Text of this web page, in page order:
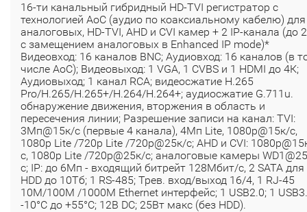
16-ти канальный гибридный HD-TVI регистратор c
технологией AoC (аудио по коаксиальному кабелю) для
аналоговых, HD-TVI, AHD и CVI камер + 2 IP-канала (до
с замещением аналоговых в Enhanced IP mode)*
Видеовход: 16 каналов BNC; Аудиовход: 16 каналов (в
числе AoC); Видеовыход: 1 VGA, 1 CVBS и 1 HDMI до 4К;
Аудиовыход; 1 канал RCA; видеосжатие H.265
Pro/H.265/H.265+/H.264/H.264+; аудиосжатие G.711u.
обнаружение движения, вторжения в область и
пересечения линии; Разрешение записи на канал: TVI:
3Мп@15к/с (первые 4 канала), 4Мп Lite, 1080p@15к/с,
1080p Lite /720p Lite /720p@25к/с; AHD и CVI:
с, 1080p Lite /720p@25к/с; аналоговые камеры
с; IP: до 6Мп - входящий битрейт 128Мбит/с, 2 SATA для
HDD до 10Тб; 1 RS-485; Трев. вход/выход 16/4, 1 RJ-45
10M/100M /1000M Ethernet интерфейс; 1 USB2.0; 1
-10°C до +55°C; 12В DC; 25Вт макс (без HDD).